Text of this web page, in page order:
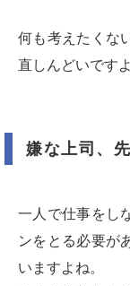
何も考えたくな
直しんどいですよ
嫌な上司、
一人で仕事をし
ンをとる必要が
いますよね。